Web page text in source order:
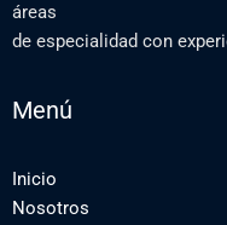
áreas
de especialidad con
Menú
Inicio
Nosotros